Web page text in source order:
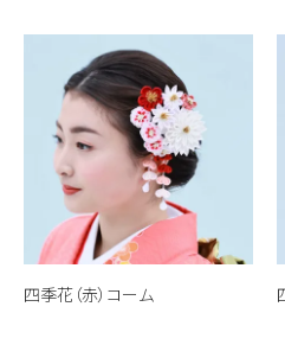
四季花（赤）コーム